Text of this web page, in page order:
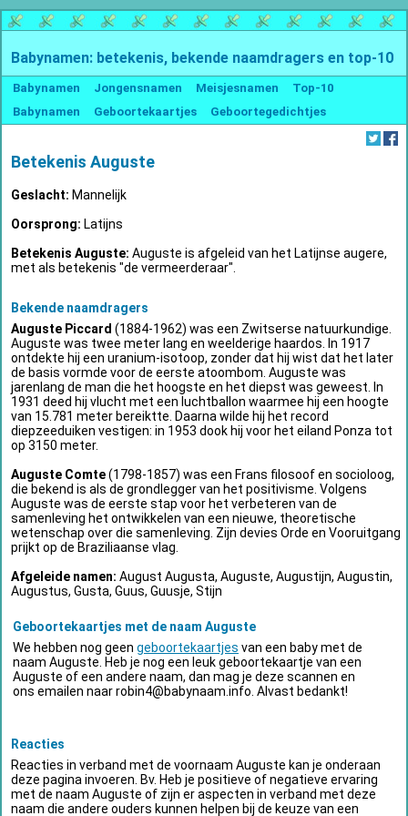
Babynamen: betekenis, bekende naamdragers en top-10
Babynamen Jongensnamen Meisjesnamen
Top-10
Babynamen
Geboortekaartjes Geboortegedichtjes
Betekenis Auguste
Geslacht: Mannelijk
Oorsprong: Latijns
Betekenis Auguste: Auguste is afgeleid van het Latijnse augere,
met als betekenis "de vermeerderaar".
Bekende naamdragers
Auguste Piccard (1884-1962) was een Zwitserse natuurkundige.
Auguste was twee meter lang en weelderige haardos. In 1917
ontdekte hij een uranium-isotoop, zonder dat hij wist dat het later
de basis vormde voor de eerste atoombom. Auguste was
jarenlang de man die het hoogste en het diepst was geweest. In
1931 deed hij vlucht met een luchtballon waarmee hij een hoogte
van 15.781 meter bereiktte. Daarna wilde hij het record
diepzeeduiken vestigen: in 1953 dook hij voor het eiland Ponza tot
op 3150 meter.
Auguste Comte(1798-1857) was een Frans filosoof en socioloog,
die bekend is als de grondlegger van het positivisme. Volgens
Auguste was de eerste stap voor het verbeteren van de
samenleving het ontwikkelen van een nieuwe, theoretische
wetenschap over die samenleving. Zijn devies Orde en Vooruitgang
prijkt op de Braziliaanse vlag.
Afgeleide namen: August Augusta, Auguste, Augustijn, Augustin,
Augustus, Gusta, Guus, Guusje, Stijn
Geboortekaartjes met de naam Auguste
We hebben nog geen geboortekaartjes van een baby met de
naam Auguste. Heb je nog een leuk geboortekaartje van een
Auguste of een andere naam, dan mag je deze scannen en
ons emailen naarrobin4@babynaam.info . Alvast bedankt!
Reacties
Reacties in verband met de voornaam Auguste kan je onderaan
deze pagina invoeren. Bv. Heb je positieve of negatieve ervaring
met de naam Auguste of zijn er aspecten in verband met deze
naam die andere ouders kunnen helpen bij de keuze van een